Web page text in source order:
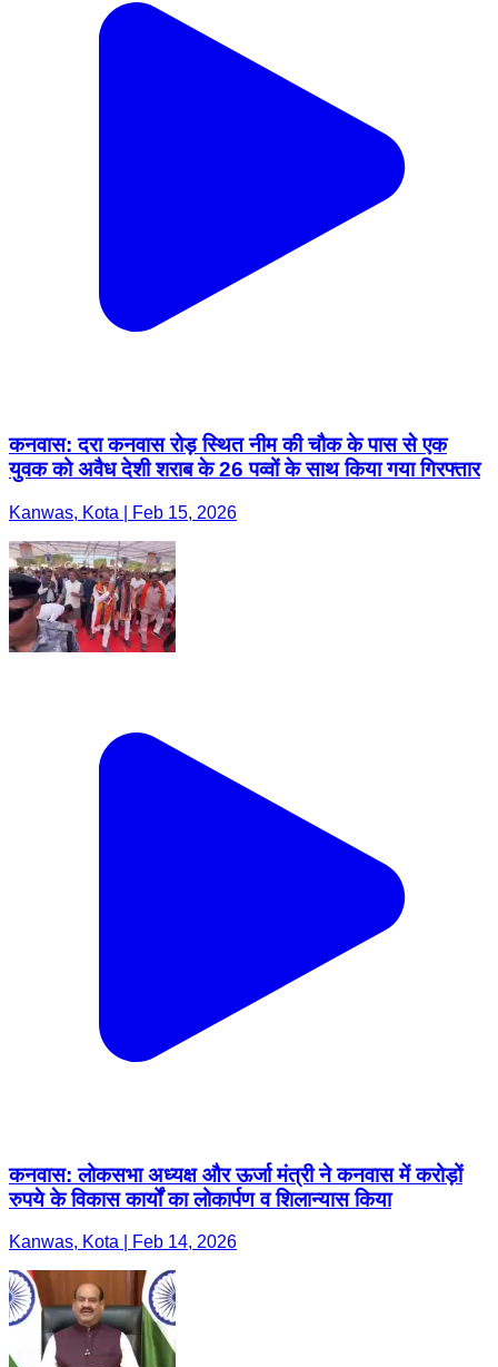
कनवास: दरा कनवास रोड़ स्थित नीम की चौक के पास से एक
युवक को अवैध देशी शराब के 26 पव्वों के साथ किया गया गिरफ्तार
Kanwas, Kota | Feb 15, 2026
कनवास: लोकसभा अध्यक्ष और ऊर्जा मंत्री ने कनवास में करोड़ों
रुपये के विकास कार्यों का लोकार्पण व शिलान्यास किया
Kanwas, Kota | Feb 14, 2026